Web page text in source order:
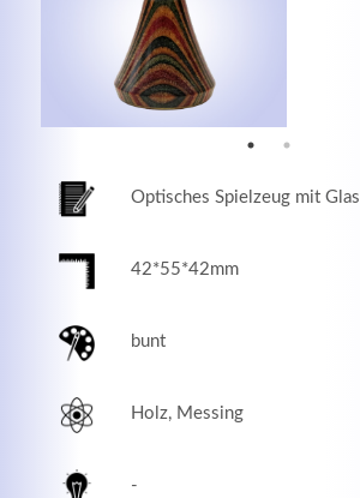
Optisches Spielzeug mit
42*55*42mm
bunt
Holz, Messing
-
Lorem ipsum dolor sit amet,
elit. Aenean commodo ligula